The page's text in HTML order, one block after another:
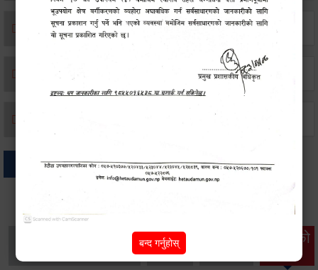
बसाइ-सराई जाने/आउने दर्ता
मृत्यू दर्ता
महिला
विकास
सूचनाको
बन्द गर्नुहोस्